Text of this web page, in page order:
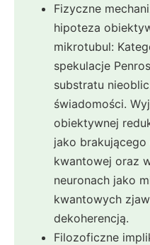
Fizyczne
hipoteza
mikrotubul:
spekulacje
substratu
świadomości.
obiektywnej
jako
kwantowej oraz
neuronach jako
kwantowych
dekoherencją.
Filozoficzne